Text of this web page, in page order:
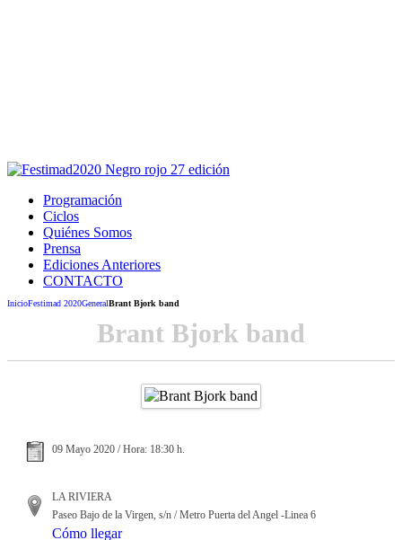
Programación
Ciclos
Quiénes Somos
Prensa
Ediciones Anteriores
CONTACTO
InicioFestimad 2020GeneralBrant Bjork band
Brant Bjork band
09 Mayo 2020 / Hora: 18:30 h.
LA RIVIERA
Paseo Bajo de la Virgen, s/n / Metro Puerta del Angel -Linea 6
Cómo llegar